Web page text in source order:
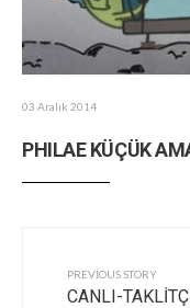
03 Aralık 2014
PHILAE KÜÇÜK
PREVIOUS STORY
CANLI-